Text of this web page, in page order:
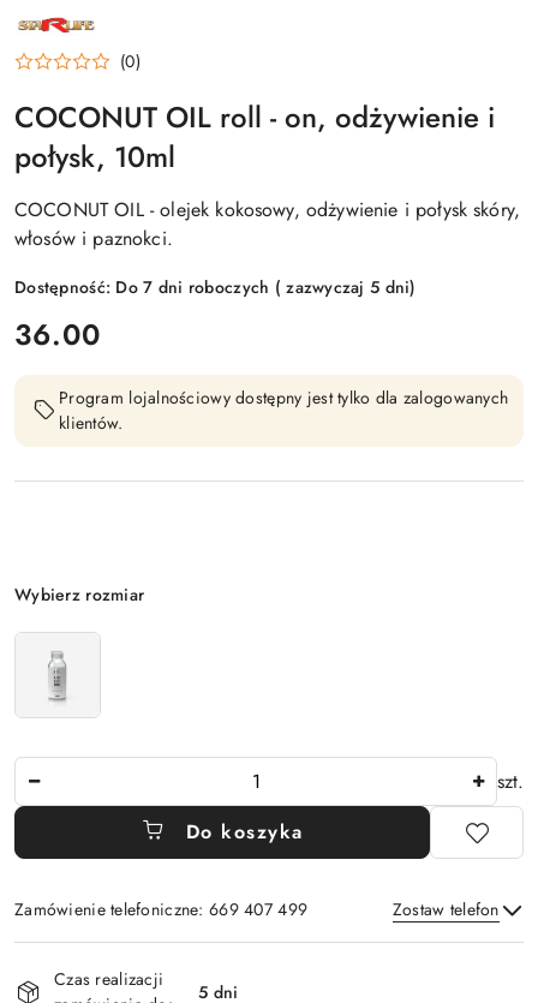
NAZWA
PRODUCENTA:
STARLIFE (0)
COCONUT OIL roll - on, odżywienie i
połysk, 10ml
COCONUT OIL - olejek kokosowy, odżywienie i połysk skóry,
włosów i paznokci.
Dostępność: Do 7 dni roboczych ( zazwyczaj 5 dni)
cena:
36.00
Program lojalnościowy dostępny jest tylko dla zalogowanych
klientów.
Wariant
Wybierz rozmiar
szt.
Do koszyka
Zamówienie telefoniczne: 669 407 499 Zostaw telefon
i
Czas realizacji
5 dni